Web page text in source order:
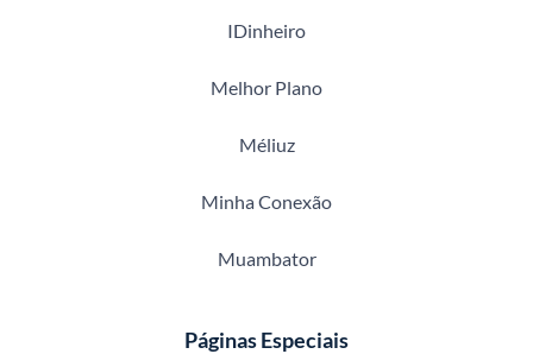
IDinheiro
Melhor Plano
Méliuz
Minha Conexão
Muambator
Páginas Especiais